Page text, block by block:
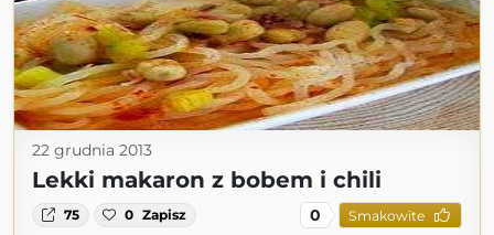
22 grudnia 2013
Lekki makaron z bobem i chili
75 0 Zapisz 0 Smakowite